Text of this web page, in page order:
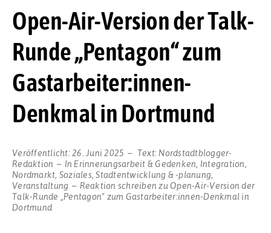
Open-Air-Version der Talk-
Runde „Pentagon“ zum
Gastarbeiter:innen-
Denkmal in Dortmund
Veröffentlicht:26. Juni 2025 Text: Nordstadtblogger-
Redaktion
InErinnerungsarbeit & Gedenken, Integration,
Nordmarkt, Soziales,Stadtentwicklung & -planung,
Veranstaltung
Reaktion schreiben zu Open-Air-Version der
Talk-Runde „Pentagon“ zum Gastarbeiter:innen-Denkmal in
Dortmund